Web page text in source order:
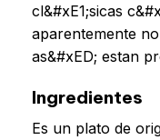
cl&#xE1;sicas
aparentemente
as&#xED; estan
Ingredientes
Es un plato de